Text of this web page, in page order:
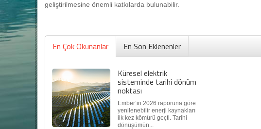
geliştirilmesine önemli katkılarda bulunabilir.
En Çok Okunanlar En Son Eklenenler
Küresel elektrik
sisteminde tarihi dönüm
noktası
Ember’in 2026 raporuna göre
yenilenebilir enerji kaynakları
ilk kez kömürü geçti. Tarihi
dönüşümün...